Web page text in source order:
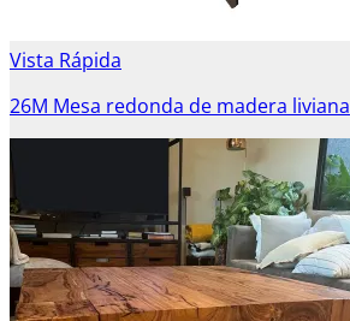
Vista Rápida
26M Mesa redonda de madera liviana